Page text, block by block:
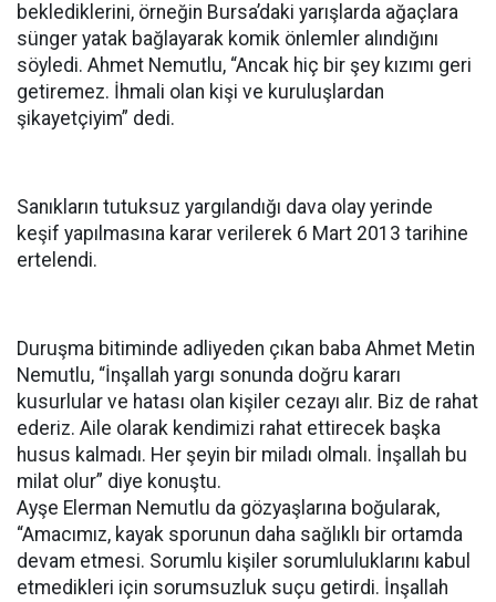
beklediklerini, örneğin Bursa’daki yarışlarda ağaçlara
sünger yatak bağlayarak komik önlemler alındığını
söyledi. Ahmet Nemutlu, “Ancak hiç bir şey kızımı geri
getiremez. İhmali olan kişi ve kuruluşlardan
şikayetçiyim” dedi.
Sanıkların tutuksuz yargılandığı dava olay yerinde
keşif yapılmasına karar verilerek 6 Mart 2013 tarihine
ertelendi.
Duruşma bitiminde adliyeden çıkan baba Ahmet Metin
Nemutlu, “İnşallah yargı sonunda doğru kararı
kusurlular ve hatası olan kişiler cezayı alır. Biz de rahat
ederiz. Aile olarak kendimizi rahat ettirecek başka
husus kalmadı. Her şeyin bir miladı olmalı. İnşallah bu
milat olur” diye konuştu.
Ayşe Elerman Nemutlu da gözyaşlarına boğularak,
“Amacımız, kayak sporunun daha sağlıklı bir ortamda
devam etmesi. Sorumlu kişiler sorumluluklarını kabul
etmedikleri için sorumsuzluk suçu getirdi. İnşallah